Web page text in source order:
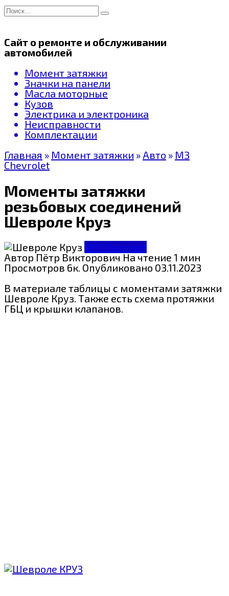
Перейти
к
Search
for:
Сайт о ремонте и обслуживании
автомобилей
Момент затяжки
Значки на панели
Масла моторные
Кузов
Электрика и электроника
Неисправности
Комплектации
Главная » Момент затяжки » Авто » МЗ
Chevrolet
Моменты затяжки
резьбовых соединений
Шевроле Круз
МЗ Chevrolet
Автор Пётр ВикторовичНа чтение 1 мин
Просмотров 6к. Опубликовано 03.11.2023
В материале таблицы с моментами затяжки
Шевроле Круз. Также есть схема протяжки
ГБЦ и крышки клапанов.